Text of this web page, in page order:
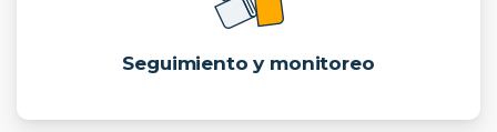
Seguimiento y monitoreo